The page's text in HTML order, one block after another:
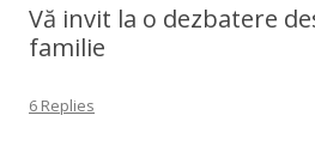
Vă invit la o dezbatere
familie
6 Replies